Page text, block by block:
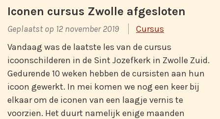
Iconen cursus Zwolle afgesloten
Geplaatst op 12 november 2019
Cursus
Vandaag was de laatste les van de cursus
icoonschilderen in de Sint Jozefkerk in Zwolle Zuid.
Gedurende 10 weken hebben de cursisten aan hun
icoon gewerkt. In mei komen we nog een keer bij
elkaar om de iconen van een laagje vernis te
voorzien. Het duurt namelijk enige maanden